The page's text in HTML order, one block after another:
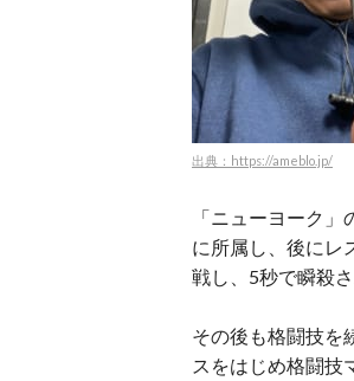
出典：https://ameblo.jp/
「ニューヨーク
に所属し、後にレ
戦し、5秒で瞬殺
その後も格闘技を
スをはじめ格闘技